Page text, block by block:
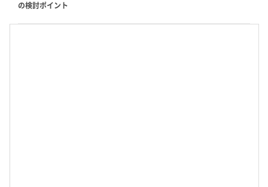
の検討ポイント